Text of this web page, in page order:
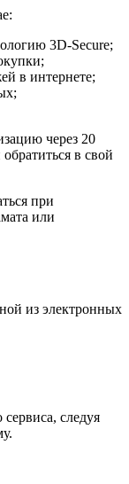
3D-Secure;
в интернете;
через 20
в свой
при
или
из электронных
следуя